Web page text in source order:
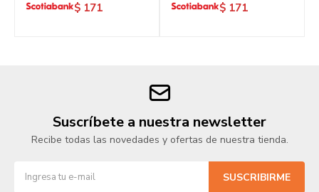
$ 171 $ 171
Suscríbete a nuestra newsletter
Recibe todas las novedades y ofertas de nuestra tienda.
SUSCRIBIRME